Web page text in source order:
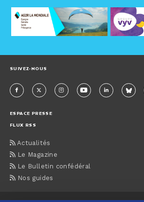
SUIVEZ-NOUS
ESPACE PRESSE
FLUX RSS
Actualités
Le Magazine
Le Bulletin confédéral
Nos guides